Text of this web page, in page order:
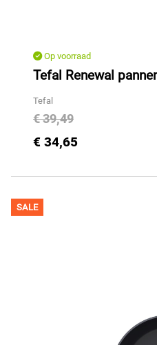
Op voorraad
Tefal Renewal
Tefal
€ 39,49
€ 34,65
SALE